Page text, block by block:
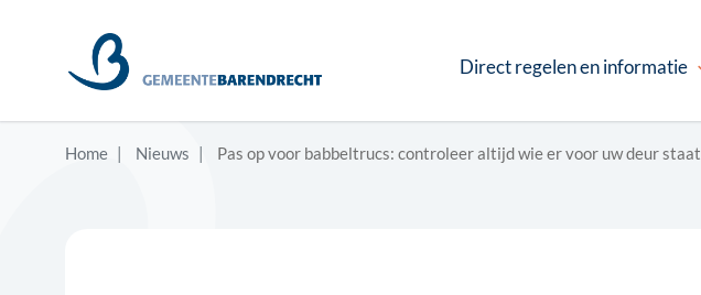
Direct regelen en informatie
Home Nieuws Pas op voor babbeltrucs: controleer altijd wie er voor uw deur staat